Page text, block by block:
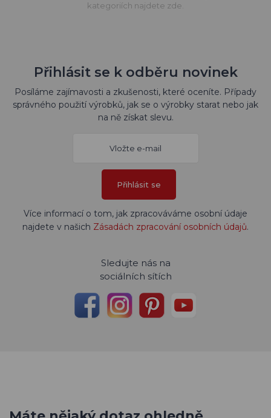
kategoriích najdete zde.
Přihlásit se k odběru novinek
Posíláme zajímavosti a zkušenosti, které oceníte. Případy
správného použití výrobků, jak se o výrobky starat nebo jak
na ně získat slevu.
Přihlásit se
Více informací o tom, jak zpracováváme osobní údaje
najdete v našich Zásadách zpracování osobních údajů.
Sledujte nás na
sociálních sítích